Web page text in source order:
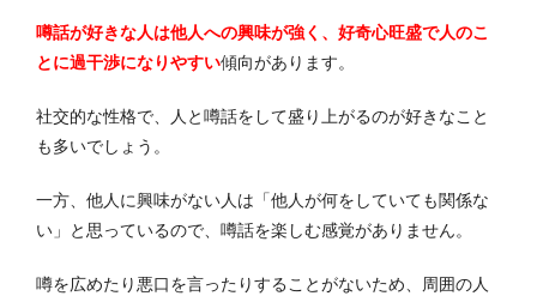
噂話が好きな人は他人への興味が強く、好奇心旺盛で人のこ
とに過干渉になりやすい傾向があります。
社交的な性格で、人と噂話をして盛り上がるのが好きなこと
も多いでしょう。
一方、他人に興味がない人は「他人が何をしていても関係な
い」と思っているので、噂話を楽しむ感覚がありません。
噂を広めたり悪口を言ったりすることがないため、周囲の人